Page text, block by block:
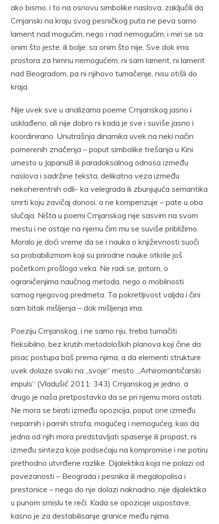
ako bismo, i to na osnovu simbolike naslova, zaključili da
Crnjanski na kraju svog pesničkog puta ne peva samo
lament nad mogućim, nego i nad nemogućim, i miri se sa
onim što jeste, ili bolje: sa onim što nije. Sve dok ima
prostora za himnu nemogućem, ni sam lament, ni lament
nad Beogradom, pa ni njihovo tumačenje, nisu otišli do
kraja.
Nije uvek sve u analizama poeme Crnjanskog jasno i
usklađeno, ali nije dobro ni kada je sve i suviše jasno i
koordinirano. Unutrašnja dinamika uvek na neki način
pomerenih značenja – poput simbolike trešanja u Kini
umesto u Japanu8 ili paradoksalnog odnosa između
naslova i sadržine teksta, delikatna veza između
nekoherentnih odli- ka velegrada ili zbunjujuća semantika
smrti koju zavičaj donosi, a ne kompenzuje – pate u oba
slučaja. Ništa u poemi Crnjanskog nije sasvim na svom
mestu i ne ostaje na njemu čim mu se suviše približimo.
Moralo je doći vreme da se i nauka o književnosti suoči
sa probabilizmom koji su prirodne nauke otkrile još
početkom prošloga veka. Ne radi se, pritom, o
ograničenjima naučnog metoda, nego o mobilnosti
samog njegovog predmeta. Ta pokretljivost valjda i čini
sam bitak mišljenja – dok mišljenja ima.
Poeziju Crnjanskog, i ne samo nju, treba tumačiti
fleksibilno, bez krutih metodoloških planova koji čine da
pisac postupa baš prema njima, a da elementi strukture
uvek dolaze svaki na „svoje“ mesto. „Arhiromantičarski
impuls“ (Vladušić 2011: 343) Crnjanskog je jedno, a
drugo je naša pretpostavka da se pri njemu mora ostati.
Ne mora se birati između opozicija, poput one između
neparnih i parnih strofa, mogućeg i nemogućeg, kao da
jedna od njih mora predstavljati spasenje ili propast, ni
između sinteza koje podsećaju na kompromise i ne potiru
prethodno utvrđene razlike. Dijalektika koja ne polazi od
povezanosti – Beograda i pesnika ili megalopolisa i
prestonice – nego do nje dolazi naknadno, nije dijalektika
u punom smislu te reči. Kada se opozicije uspostave,
kasno je za destabilisanje granice među njima.